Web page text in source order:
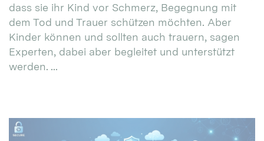
dass sie ihr Kind vor Schmerz, Begegnung mit
dem Tod und Trauer schützen möchten. Aber
Kinder können und sollten auch trauern, sagen
Experten, dabei aber begleitet und unterstützt
werden. ...